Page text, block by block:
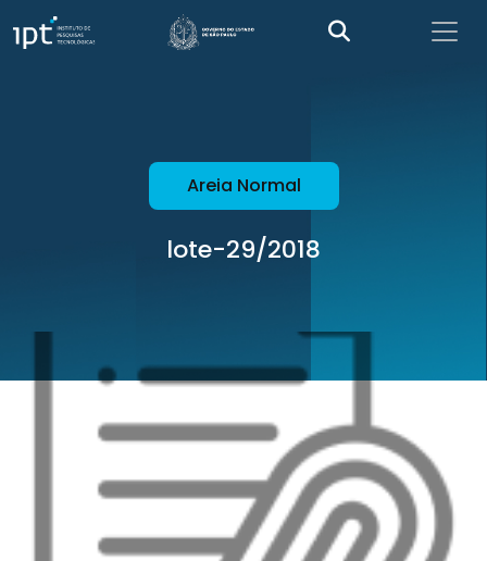
Areia Normal
lote-29/2018